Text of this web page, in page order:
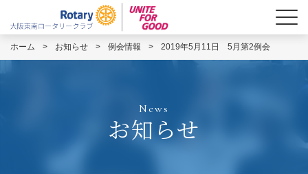
ホーム > お知らせ > 例会情報 > 2019年5月11日 5月第2例会
News
お知らせ